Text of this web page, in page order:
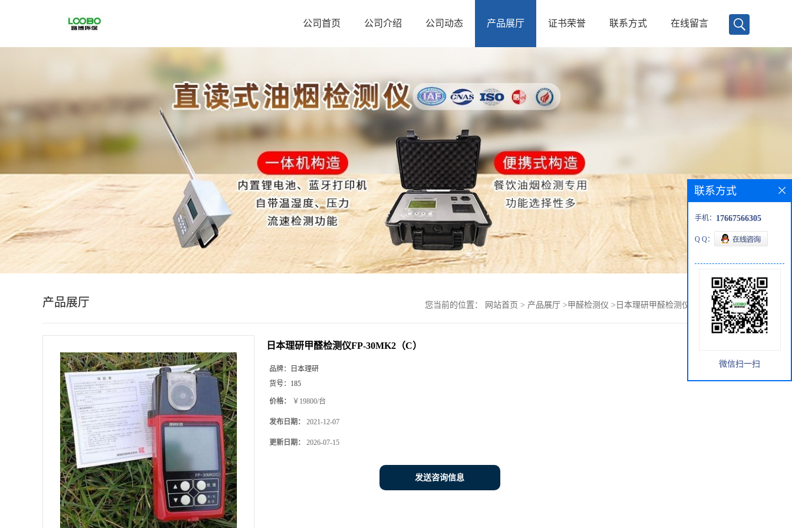
首
公司首页 公司介绍 公司动态 产品展厅 证书荣誉 联系方式 在线留言
产品展厅 您当前的位置： 网站首页 > 产品展厅 >甲醛检测仪 > 日本理研甲醛检测仪FP-30MK2（C）
日本理研甲醛检测仪FP-30MK2（C）
品牌：
日本理研
货号： 185
价格： ￥19800/台
发布日期： 2021-12-07
更新日期： 2026-07-15
发送咨询信息
联系方式
手机： 17667566305
Q Q：
微信扫一扫